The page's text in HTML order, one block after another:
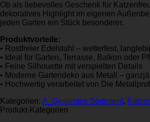
Ob als liebevolles Geschenk für
dekoratives Highlight im eigenen
jeden Garten ein Stück besonderer.
Produktvorteile:
• Rostfreier Edelstahl – wetterfest,
• Ideal für Garten, Terrasse, Balkon oder
• Feine Silhouette mit verspielten Details
• Moderne Gartendeko aus Metall –
• Hochwertig verarbeitet von Die
Kategorien: A_Gesamtes Sortiment,
Produkt-Kategorien